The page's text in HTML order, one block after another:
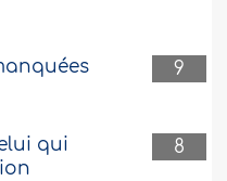
9
8
qui